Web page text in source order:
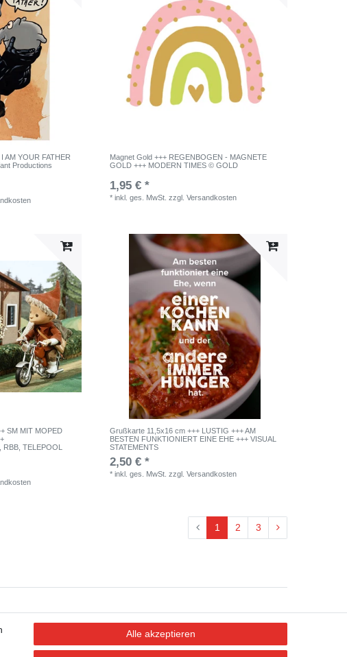
AM YOUR FATHER
Productions
Magnet Gold +++ REGENBOGEN - MAGNETE
GOLD +++ MODERN TIMES © GOLD
1,95 € *
*inkl. ges. MwSt. zzgl.Versandkosten
SM MIT MOPED
RBB, TELEPOOL
Grußkarte 11,5x16 cm +++ LUSTIG +++ AM
BESTEN FUNKTIONIERT EINE EHE +++ VISUAL
STATEMENTS
2,50 € *
*inkl. ges. MwSt. zzgl.Versandkosten
1 2 3
Alle akzeptieren